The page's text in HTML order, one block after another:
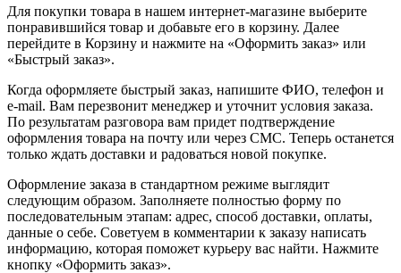
Для покупки товара в нашем интернет-магазине выберите
понравившийся товар и добавьте его в корзину. Далее
перейдите в Корзину и нажмите на «Оформить заказ» или
«Быстрый заказ».
Когда оформляете быстрый заказ, напишите ФИО, телефон и
e-mail. Вам перезвонит менеджер и уточнит условия заказа.
По результатам разговора вам придет подтверждение
оформления товара на почту или через СМС. Теперь останется
только ждать доставки и радоваться новой покупке.
Оформление заказа в стандартном режиме выглядит
следующим образом. Заполняете полностью форму по
последовательным этапам: адрес, способ доставки, оплаты,
данные о себе. Советуем в комментарии к заказу написать
информацию, которая поможет курьеру вас найти. Нажмите
кнопку «Оформить заказ».